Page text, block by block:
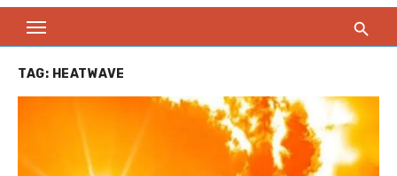
TAG: HEATWAVE